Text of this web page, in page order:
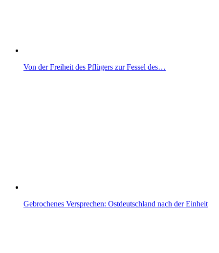
Von der Freiheit des Pflügers zur Fessel des…
Gebrochenes Versprechen: Ostdeutschland nach der Einheit